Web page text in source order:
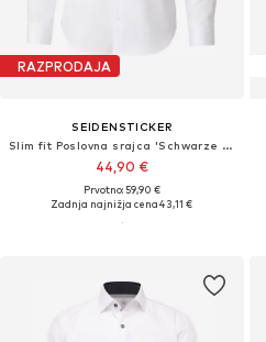
RAZPRODAJA
SEIDENSTICKER
Slim fit Poslovna srajca 'Schwarze Rose'
44,90 €
Prvotno: 59,90 €
Zadnja najnižja cena43,11 €